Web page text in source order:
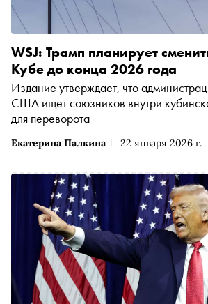
Екатерина Палкина 22 января 2026 г.
WSJ: Трамп планирует
Кубе до конца 2026 года
Издание утверждает, что
США ищет союзников внутри
для переворота